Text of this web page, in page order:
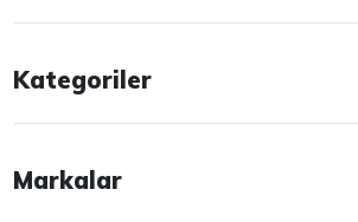
Kategoriler
Markalar